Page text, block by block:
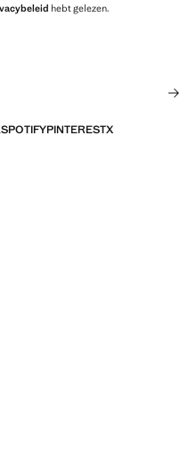
hebt gelezen.
SPOTIFYPINTERESTX